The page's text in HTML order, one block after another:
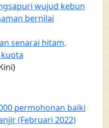
wujud kebun
bernilai
senarai hitam,
permohonan baiki
(Februari 2022)